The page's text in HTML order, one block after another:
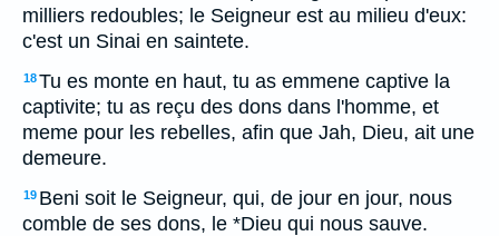
milliers redoubles; le Seigneur est au milieu d'eux:
c'est un Sinai en saintete.
18Tu es monte en haut, tu as emmene captive la
captivite; tu as reçu des dons dans l'homme, et
meme pour les rebelles, afin que Jah, Dieu, ait une
demeure.
19 Beni soit le Seigneur, qui, de jour en jour, nous
comble de ses dons, le *Dieu qui nous sauve.